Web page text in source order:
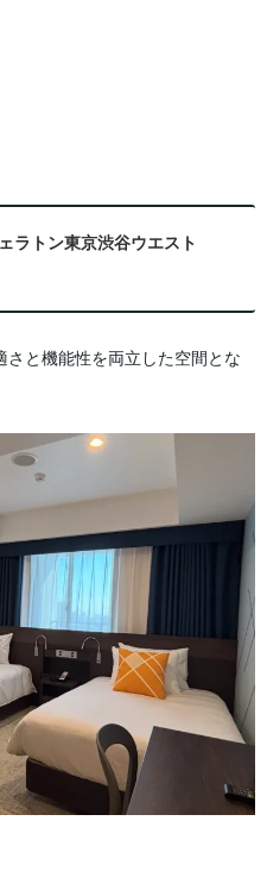
ラトン東京渋谷ウエスト
と機能性を両立した空間とな